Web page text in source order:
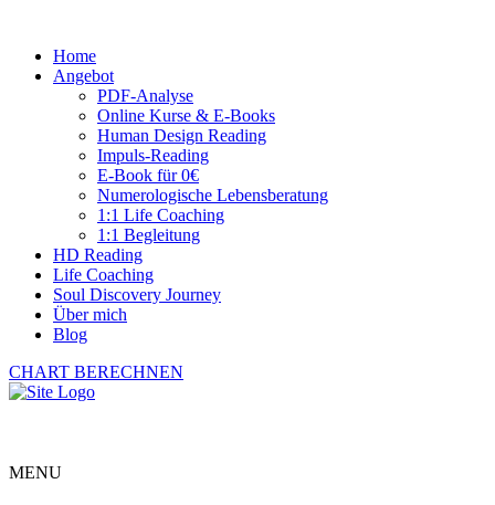
Home
Angebot
PDF-Analyse
Online Kurse & E-Books
Human Design Reading
Impuls-Reading
E-Book für 0€
Numerologische Lebensberatung
1:1 Life Coaching
1:1 Begleitung
HD Reading
Life Coaching
Soul Discovery Journey
Über mich
Blog
CHART BERECHNEN
MENU